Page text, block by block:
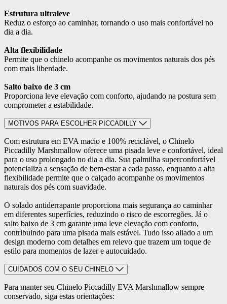
Estrutura ultraleve
Reduz o esforço ao caminhar, tornando o uso mais confortável no
dia a dia.
Alta flexibilidade
Permite que o chinelo acompanhe os movimentos naturais dos pés
com mais liberdade.
Salto baixo de 3 cm
Proporciona leve elevação com conforto, ajudando na postura sem
comprometer a estabilidade.
MOTIVOS PARA ESCOLHER PICCADILLY
Com estrutura em EVA macio e 100% reciclável, o Chinelo
Piccadilly Marshmallow oferece uma pisada leve e confortável, ideal
para o uso prolongado no dia a dia. Sua palmilha superconfortável
potencializa a sensação de bem-estar a cada passo, enquanto a alta
flexibilidade permite que o calçado acompanhe os movimentos
naturais dos pés com suavidade.
O solado antiderrapante proporciona mais segurança ao caminhar
em diferentes superfícies, reduzindo o risco de escorregões. Já o
salto baixo de 3 cm garante uma leve elevação com conforto,
contribuindo para uma pisada mais estável. Tudo isso aliado a um
design moderno com detalhes em relevo que trazem um toque de
estilo para momentos de lazer e autocuidado.
CUIDADOS COM O SEU CHINELO
Para manter seu Chinelo Piccadilly EVA Marshmallow sempre
conservado, siga estas orientações: